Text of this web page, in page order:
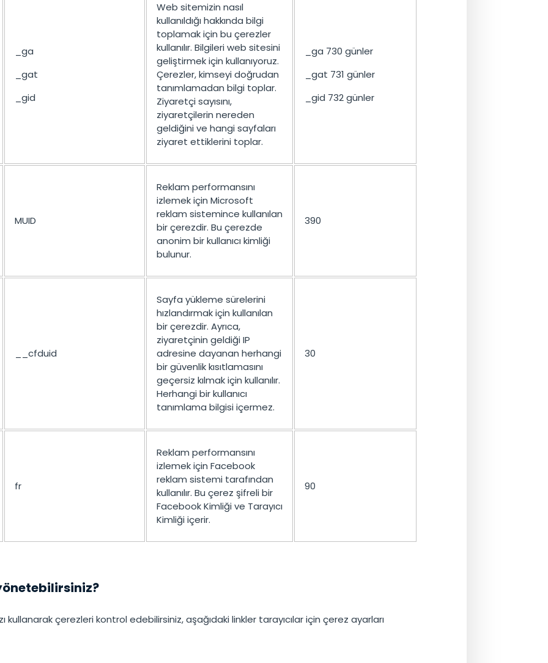
_ga
_gat
_gid
Web sitemizin nasıl
kullanıldığı hakkında bilgi
toplamak için bu çerezler
kullanılır. Bilgileri web sitesini
geliştirmek için kullanıyoruz.
Çerezler, kimseyi doğrudan
tanımlamadan bilgi toplar.
Ziyaretçi sayısını,
ziyaretçilerin nereden
geldiğini ve hangi sayfaları
ziyaret ettiklerini toplar.
_ga 730 günler
_gat 731 günler
_gid 732 günler
MUID
Reklam performansını
izlemek için Microsoft
reklam sistemince kullanılan
bir çerezdir. Bu çerezde
anonim bir kullanıcı kimliği
bulunur.
390
__cfduid
Sayfa yükleme sürelerini
hızlandırmak için kullanılan
bir çerezdir. Ayrıca,
ziyaretçinin geldiği IP
adresine dayanan herhangi
bir güvenlik kısıtlamasını
geçersiz kılmak için kullanılır.
Herhangi bir kullanıcı
tanımlama bilgisi içermez.
30
fr
Reklam performansını
izlemek için Facebook
reklam sistemi tarafından
kullanılır. Bu çerez şifreli bir
Facebook Kimliği ve Tarayıcı
Kimliği içerir.
90
kullanarak çerezleri kontrol edebilirsiniz, aşağıdaki linkler tarayıcılar için çerez ayarları